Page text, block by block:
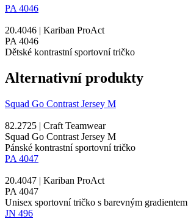
PA 4046
20.4046 | Kariban ProAct
PA 4046
Dětské kontrastní sportovní tričko
Alternativní produkty
Squad Go Contrast Jersey M
82.2725 | Craft Teamwear
Squad Go Contrast Jersey M
Pánské kontrastní sportovní tričko
PA 4047
20.4047 | Kariban ProAct
PA 4047
Unisex sportovní tričko s barevným gradientem
JN 496